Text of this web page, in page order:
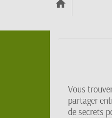
Vous
partager
de secrets